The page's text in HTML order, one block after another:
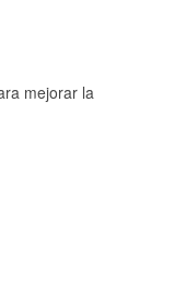
mejorar la